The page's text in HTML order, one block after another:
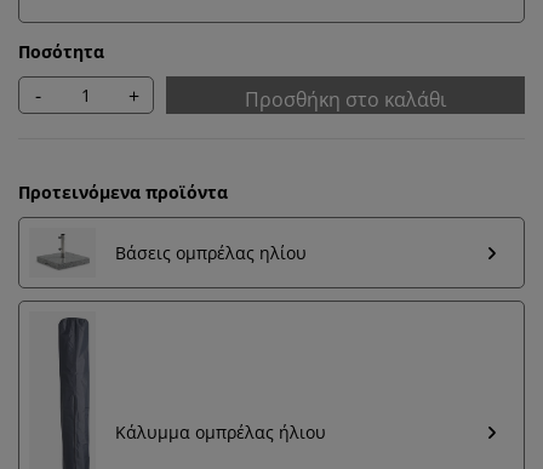
Ποσότητα
- + Προσθήκη στο καλάθι
Προτεινόμενα προϊόντα
Βάσεις ομπρέλας ηλίου
Κάλυμμα ομπρέλας ήλιου